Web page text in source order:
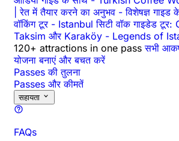
| रेत में तैयार करने का अनुभव - विशेषज्ञ
वॉकिंग टूर - Istanbul सिटी वॉक गाइडेड
Taksim और Karaköy - Legends of
120+ attractions in one pass सभी
योजना बनाएं और बचत करें
Passes की तुलना
Passes और कीमतें
सहायता
FAQs